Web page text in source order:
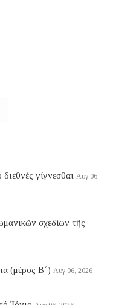
γίγνεσθαι Αυγ 06,
σχεδίων τῆς
(μέρος B΄) Αυγ 06, 2026